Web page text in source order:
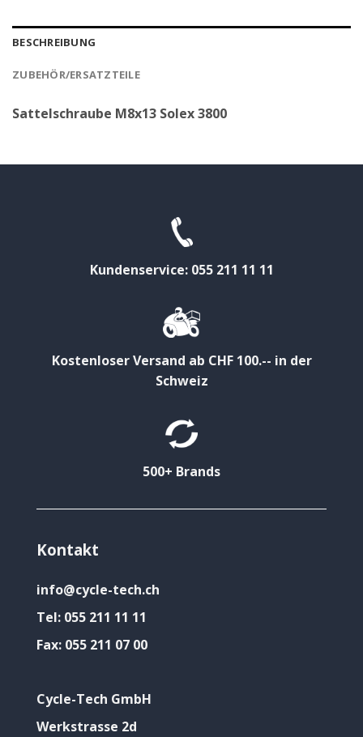
BESCHREIBUNG
ZUBEHÖR/ERSATZTEILE
Sattelschraube M8x13 Solex 3800
Kundenservice: 055 211 11 11
Kostenloser Versand ab CHF 100.-- in der
Schweiz
500+ Brands
Kontakt
info@cycle-tech.ch
Tel: 055 211 11 11
Fax: 055 211 07 00
Cycle-Tech GmbH
Werkstrasse 2d